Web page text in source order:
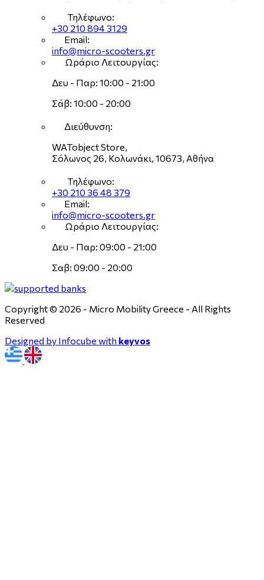
Τηλέφωνο:
+30 210 894 3129
Email:
info@micro-scooters.gr
Ωράριο Λειτουργίας:
Δευ - Παρ: 10:00 - 21:00
Σάβ: 10:00 - 20:00
Διεύθυνση:
WATobject Store,
Σόλωνος 26, Κολωνάκι, 10673, Αθήνα
Τηλέφωνο:
+30 210 36 48 379
Email:
info@micro-scooters.gr
Ωράριο Λειτουργίας:
Δευ - Παρ: 09:00 - 21:00
Σαβ: 09:00 - 20:00
Copyright © 2026 - Micro Mobility Greece - All Rights
Reserved
Designed by Infocube with keyvos